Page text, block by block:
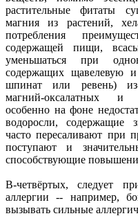
растительные фитаты
магния из растений,
потребления
содержащей пищи,
уменьшаться при
содержащих щавелевую
шпинат или ревень) из-
магний-оксалатных и
особенно на фоне
водоросли, содержащие
часто пересаливают при
поступают и
способствующие
В-четвёртых, следует
аллергии -- например,
вызывать сильные